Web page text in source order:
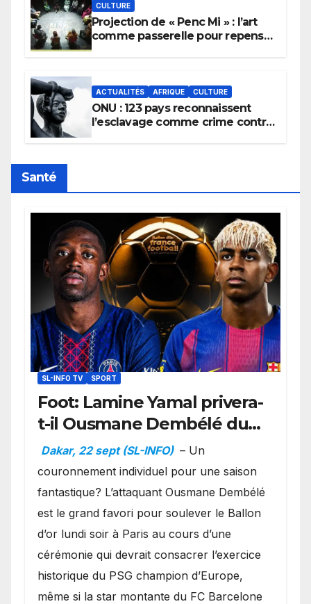
CULTURE
Projection de « Penc Mi » : l’art
comme passerelle pour repenser
ACTUALITÉS AFRIQUE CULTURE
ONU : 123 pays reconnaissent
l’esclavage comme crime contre
Santé
SL-INFO TV SPORT
Foot: Lamine Yamal privera-
t-il Ousmane Dembélé du
Ballon d’or ?
Dakar, 22 sept (SL-INFO) – Un
couronnement individuel pour une saison
fantastique? L’attaquant Ousmane Dembélé
est le grand favori pour soulever le Ballon
d’or lundi soir à Paris au cours d’une
cérémonie qui devrait consacrer l’exercice
historique du PSG champion d’Europe,
même si la star montante du FC Barcelone